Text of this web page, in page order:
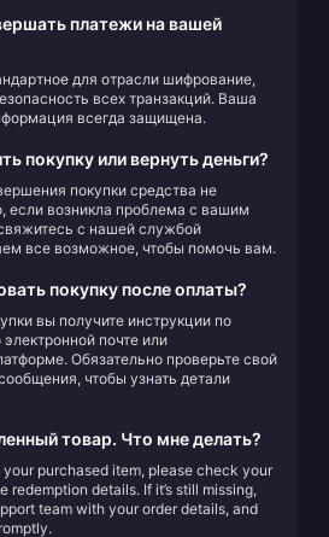
платежи на вашей
для отрасли шифрование,
всех транзакций. Ваша
всегда защищена.
покупку или вернуть деньги?
покупки средства не
если возникла проблема с вашим
с нашей службой
все возможное, чтобы помочь вам.
покупку после оплаты?
вы получите инструкции по
почте или
Обязательно проверьте свой
чтобы узнать детали
товар. Что мне делать?
purchased item, please check your
redemption details. If it’s still missing,
team with your order details, and